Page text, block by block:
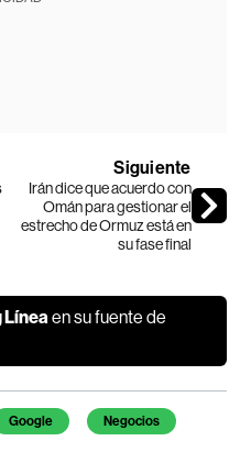
Siguiente
Irán dice que acuerdo con
Omán para gestionar el
estrecho de Ormuz está en
su fase final
Líneaen su fuente de
Google Negocios